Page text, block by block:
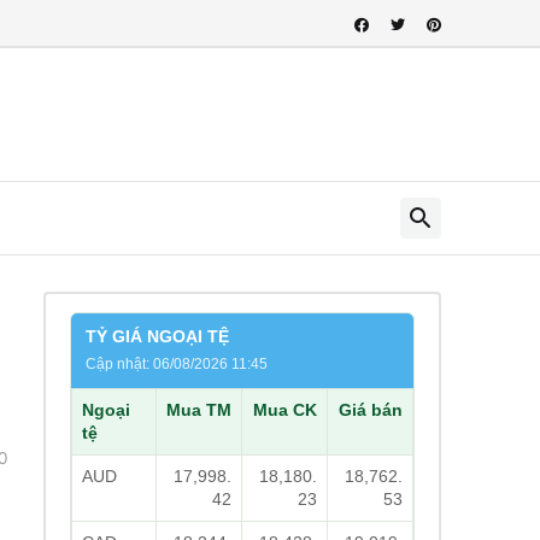
TỶ GIÁ NGOẠI TỆ
Cập nhật: 06/08/2026 11:45
Ngoại
tệ
Mua TM Mua CK Giá bán
AUD
17,998.
42
18,180.
23
18,762.
53